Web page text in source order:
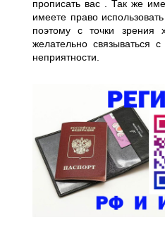
прописать вас . Так же
имеете право
поэтому с точки зрения
желательно связываться
неприятности.